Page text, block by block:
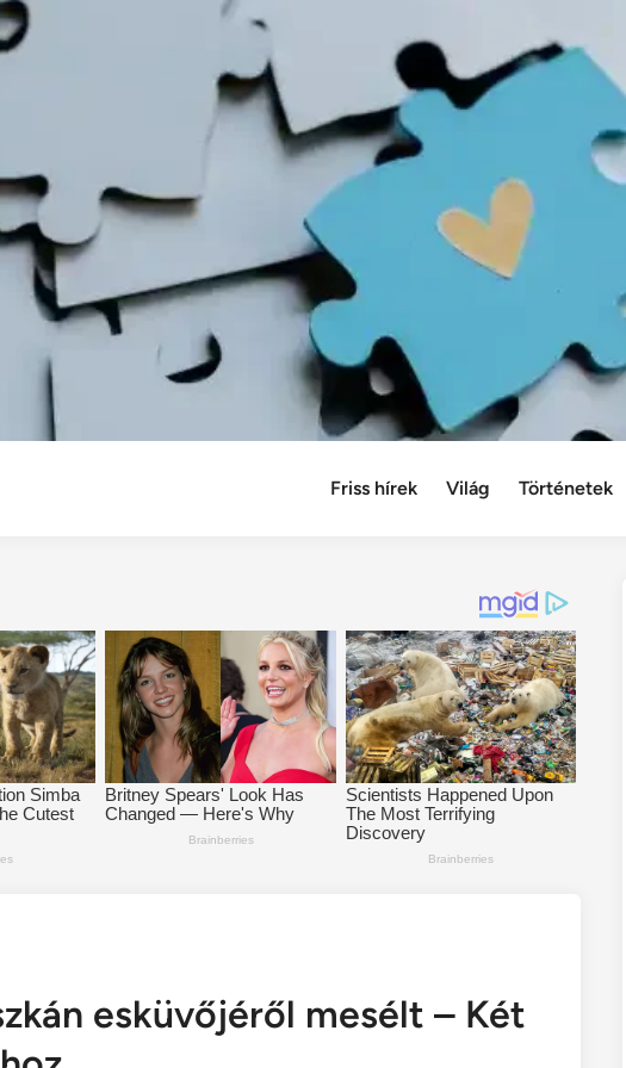
Friss hírek Világ Történetek
esküvőjéről mesélt – Két